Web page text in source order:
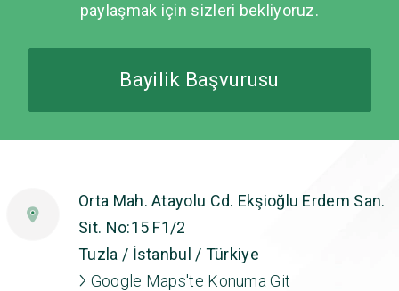
paylaşmak için sizleri bekliyoruz.
Bayilik Başvurusu
Orta Mah. Atayolu Cd. Ekşioğlu Erdem San.
Sit. No:15 F1/2
Tuzla / İstanbul / Türkiye
Google Maps'te Konuma Git